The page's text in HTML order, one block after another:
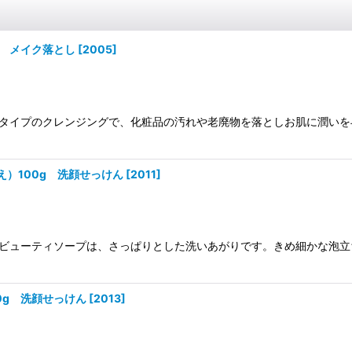
メイク落とし [2005]
イプのクレンジングで、化粧品の汚れや老廃物を落としお肌に潤い
）100g 洗顔せっけん [2011]
ューティソープは、さっぱりとした洗いあがりです。きめ細かな泡
洗顔せっけん [2013]